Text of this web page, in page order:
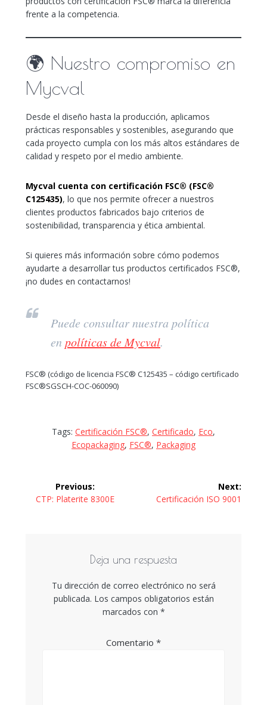
frente a la competencia.
🌍 Nuestro compromiso en
Mycval
Desde el diseño hasta la producción, aplicamos
prácticas responsables y sostenibles, asegurando que
cada proyecto cumpla con los más altos estándares de
calidad y respeto por el medio ambiente.
Mycval cuenta con certificación FSC® (FSC®
C125435), lo que nos permite ofrecer a nuestros
clientes productos fabricados bajo criterios de
sostenibilidad, transparencia y ética ambiental.
Si quieres más información sobre cómo podemos
ayudarte a desarrollar tus productos certificados FSC®,
¡no dudes en contactarnos!
Puede consultar nuestra política
en políticas de Mycval.
FSC® (código de licencia FSC® C125435 – código certificado
FSC®SGSCH-COC-060090)
Tags: Certificación FSC®, Certificado, Eco,
Ecopackaging, FSC®, Packaging
Navegación
Previous:
Previous
CTP: Platerite 8300E
Next:
Next
Certificación ISO 9001
Deja una respuesta
Tu dirección de correo electrónico no será
publicada. Los campos obligatorios están
marcados con *
Comentario *